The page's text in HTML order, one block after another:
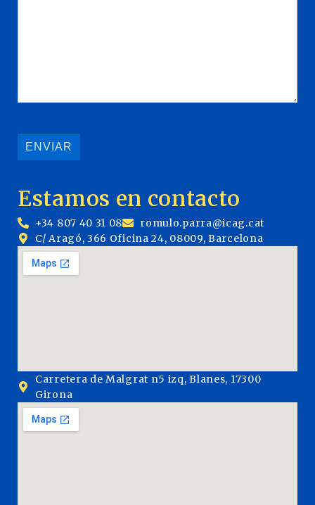
Estamos en contacto
+34 807 40 31 08
romulo.parra@icag.cat
C/ Aragó, 366 Oficina 24, 08009, Barcelona
Carretera de Malgrat n5 izq, Blanes, 17300
Girona